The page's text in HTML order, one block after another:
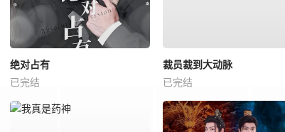
绝对占有
已完结
裁员裁到大动脉
已完结